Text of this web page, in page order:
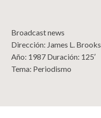
Broadcast news
Dirección: James L. Brooks
Año: 1987 Duración: 125′
Tema: Periodismo